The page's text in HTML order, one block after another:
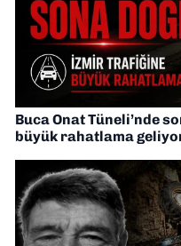
Buca Onat Tüneli’nde
büyük rahatlama